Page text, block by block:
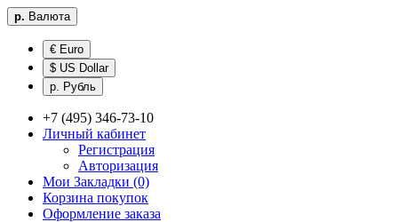
р. Валюта
€ Euro
$ US Dollar
р. Рубль
+7 (495) 346-73-10
Личный кабинет
Регистрация
Авторизация
Мои Закладки (0)
Корзина покупок
Оформление заказа